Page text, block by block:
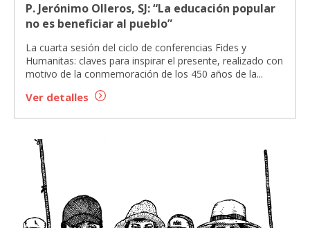
P. Jerónimo Olleros, SJ: “La educación popular
no es beneficiar al pueblo”
La cuarta sesión del ciclo de conferencias Fides y
Humanitas: claves para inspirar el presente, realizado con
motivo de la conmemoración de los 450 años de la...
Ver detalles